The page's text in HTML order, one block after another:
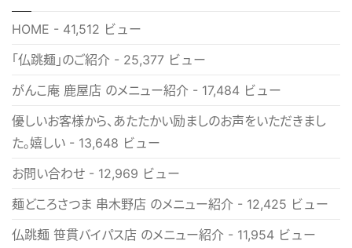
HOME - 41,512 ビュー
「仏跳麺」のご紹介 - 25,377 ビュー
がんこ庵 鹿屋店 のメニュー紹介 - 17,484 ビュー
優しいお客様から、あたたかい励ましのお声をいただきまし
た。嬉しい - 13,648 ビュー
お問い合わせ - 12,969 ビュー
麺どころさつま 串木野店 のメニュー紹介 - 12,425 ビュー
仏跳麺 笹貫バイパス店 のメニュー紹介 - 11,954 ビュー